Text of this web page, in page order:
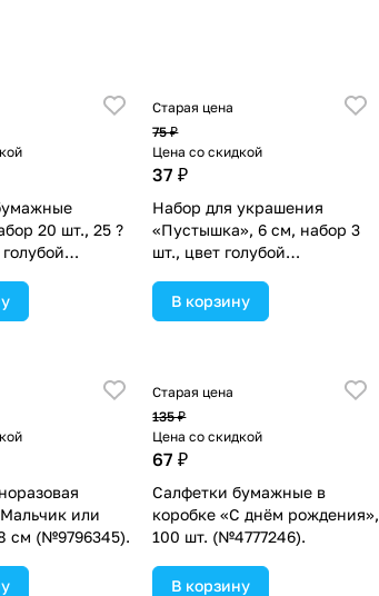
20 шт., 25 ?
Старая цена
75 ₽
Цена со скидкой
37 ₽
Набор для украшения
«Пустышка», 6 см, набор 3
шт., цвет голубой
В корзину
или
см (№9796345).
Старая цена
135 ₽
Цена со скидкой
67 ₽
Салфетки бумажные в
коробке «С днём рождения»,
100 шт. (№4777246).
В корзину